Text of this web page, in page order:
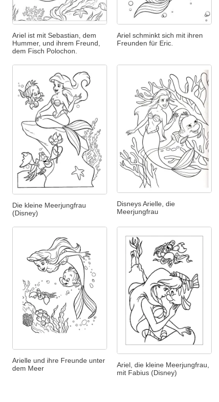
Ariel ist mit Sebastian, dem
Hummer, und ihrem Freund,
dem Fisch Polochon.
Ariel schminkt sich mit ihren
Freunden für Eric.
Die kleine Meerjungfrau
(Disney)
Disneys Arielle, die
Meerjungfrau
Arielle und ihre Freunde unter
dem Meer
Ariel, die kleine Meerjungfrau,
mit Fabius (Disney)